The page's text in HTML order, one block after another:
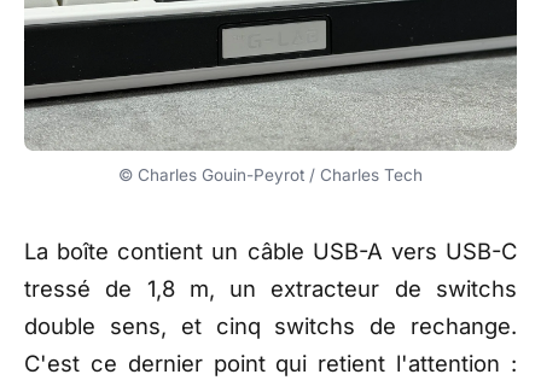
© Charles Gouin-Peyrot / Charles Tech
La boîte contient un câble USB-A vers USB-C
tressé de 1,8 m, un extracteur de switchs
double sens, et cinq switchs de rechange.
C'est ce dernier point qui retient l'attention :